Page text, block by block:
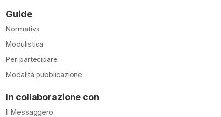
Guide
Normativa
Modulistica
Per partecipare
Modalità pubblicazione
In collaborazione con
Il Messaggero